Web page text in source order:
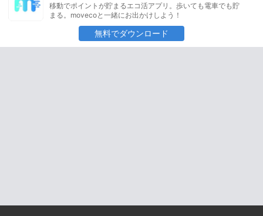
移動でポイントが貯まるエコ活アプリ。歩いても電車でも貯
まる。movecoと一緒にお出かけしよう！
無料でダウンロード